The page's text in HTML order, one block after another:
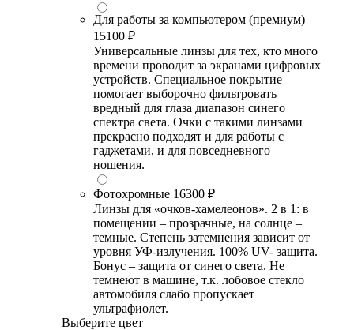
Для работы за компьютером (премиум)
15100 ₽
Универсальные линзы для тех, кто много
времени проводит за экранами цифровых
устройств. Специальное покрытие
помогает выборочно фильтровать
вредный для глаза диапазон синего
спектра света. Очки с такими линзами
прекрасно подходят и для работы с
гаджетами, и для повседневного
ношения.
Фотохромные 16300 ₽
Линзы для «очков-хамелеонов». 2 в 1: в
помещении – прозрачные, на солнце –
темные. Степень затемнения зависит от
уровня УФ-излучения. 100% UV- защита.
Бонус – защита от синего света. Не
темнеют в машине, т.к. лобовое стекло
автомобиля слабо пропускает
ультрафиолет.
Выберите цвет